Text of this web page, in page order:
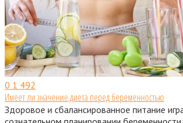
0 1 492
Имеет ли значение диета перед беременностью
Здоровое и сбалансированное питание